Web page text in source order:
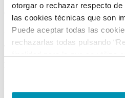
otorgar o rechazar respecto
las cookies técnicas que son
Puede aceptar todas las
rechazarlas todas pulsando
finalidad para la que se utiliza
la web, responsable del
accesibles en elAviso Legal.
C/ Mateo Inurria, 2
28036 Madrid
Tel.:
+34 91 545 15 01